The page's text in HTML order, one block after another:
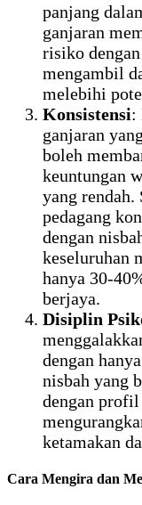
panjang
ganjaran
risiko
mengambil
melebihi
Konsistensi:
ganjaran
boleh
keuntungan
yang rendah.
pedagang
dengan
keseluruhan
hanya 30-
berjaya.
Disiplin
dengan
nisbah yang
dengan
ketamakan
Cara Mengira dan